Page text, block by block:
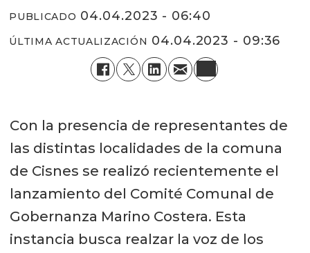
PUBLICADO 04.04.2023 - 06:40
ÚLTIMA ACTUALIZACIÓN 04.04.2023 - 09:36
Con la presencia de representantes de
las distintas localidades de la comuna
de Cisnes se realizó recientemente el
lanzamiento del Comité Comunal de
Gobernanza Marino Costera. Esta
instancia busca realzar la voz de los